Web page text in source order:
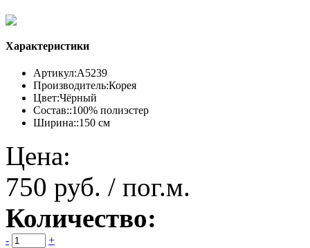
Характеристики
Артикул:А5239
Производитель:Корея
Цвет:Чёрный
Состав::100% полиэстер
Ширина::150 см
Цена:
750 руб. / пог.м.
Количество:
- +